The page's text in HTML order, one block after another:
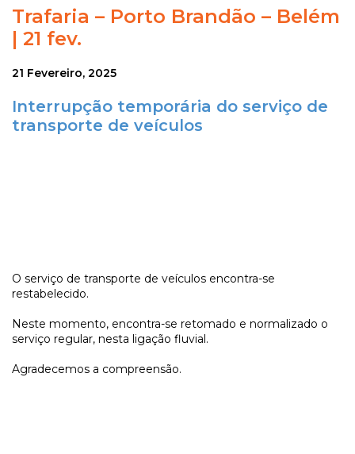
Trafaria – Porto Brandão – Belém
| 21 fev.
21 Fevereiro, 2025
Interrupção temporária do serviço de
transporte de veículos
O serviço de transporte de veículos encontra-se
restabelecido.
Neste momento, encontra-se retomado e normalizado o
serviço regular, nesta ligação fluvial.
Agradecemos a compreensão.